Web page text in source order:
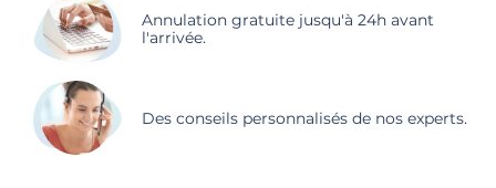
Annulation gratuite jusqu'à 24h avant
l'arrivée.
Des conseils personnalisés de nos experts.